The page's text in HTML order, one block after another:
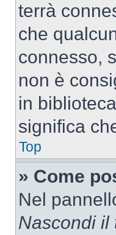
terrà
che
connesso,
non è
in
significa
Top
» Come
Nel
Nascondi il